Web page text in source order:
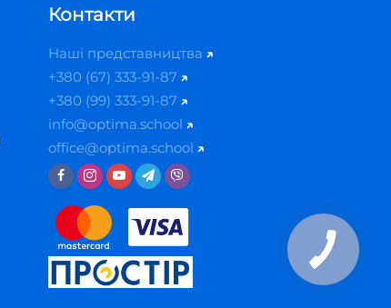
Контакти
Наші представництва
+380 (67) 333-91-87
+380 (99) 333-91-87
info@optima.school
office@optima.school